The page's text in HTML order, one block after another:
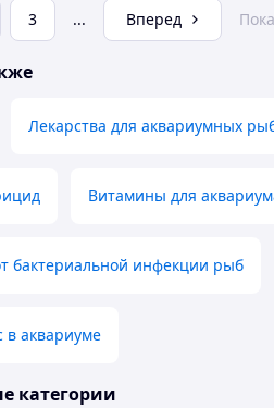
3 ... Вперед
Лекарства для аквариумных
Витамины для
бактериальной инфекции рыб
в аквариуме
категории